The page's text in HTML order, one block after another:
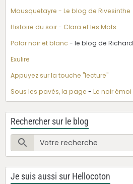
Mousquetayre - Le blog de Rivesinthe
Histoire du soir- Clara et les Mots
Polar noir et blanc - le blog de Richard
Exulire
Appuyez sur la touche "lecture"
Sous les pavés, la page - Le noir émoi
Rechercher sur le blog
Je suis aussi sur Hellocoton